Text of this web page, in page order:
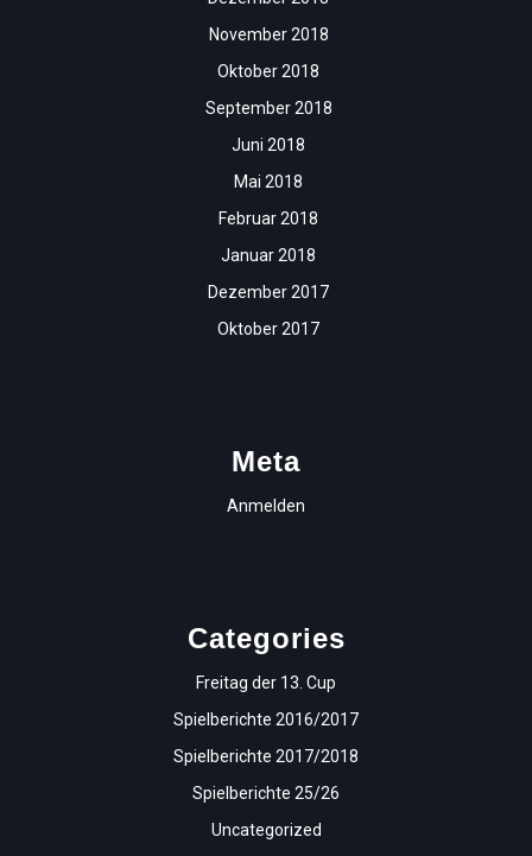
November 2018
Oktober 2018
September 2018
Juni 2018
Mai 2018
Februar 2018
Januar 2018
Dezember 2017
Oktober 2017
Meta
Anmelden
Categories
Freitag der 13. Cup
Spielberichte 2016/2017
Spielberichte 2017/2018
Spielberichte 25/26
Uncategorized